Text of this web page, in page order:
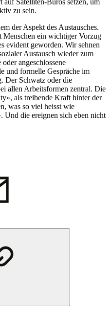
zu sein.
der Aspekt des Austausches.
ein wichtiger Vorzug
evident geworden. Wir sehnen
Austausch wieder zum
angeschlossene
und formelle Gespräche im
Der Schwatz oder die
allen Arbeitsformen zentral. Die
als treibende Kraft hinter der
was so viel heisst wie
Und die ereignen sich eben nicht